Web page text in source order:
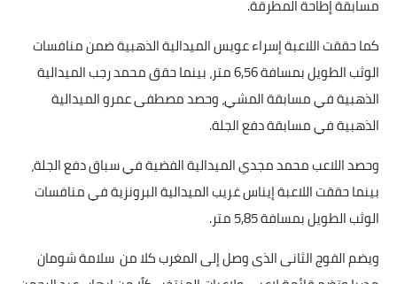
مسابقة إطاحة المطرقة.
كما حققت اللاعبة إسراء عويس الميدالية الذهبية ضمن منافسات
الوثب الطويل بمسافة 6,56 متر، بينما حقق محمد رجب الميدالية
الذهبية في مسابقة المشي، وحصد مصطفى عمرو الميدالية
الذهبية في مسابقة دفع الجلة.
وحصد اللاعب محمد مجدي الميدالية الفضية في سباق دفع الجلة،
بينما حققت اللاعبة إيناس غريب الميدالية البرونزية في منافسات
الوثب الطويل بمسافة 5,85 متر.
ويضم الفوج الثانى الذى وصل إلى المغرب كلا من سلامة شومان